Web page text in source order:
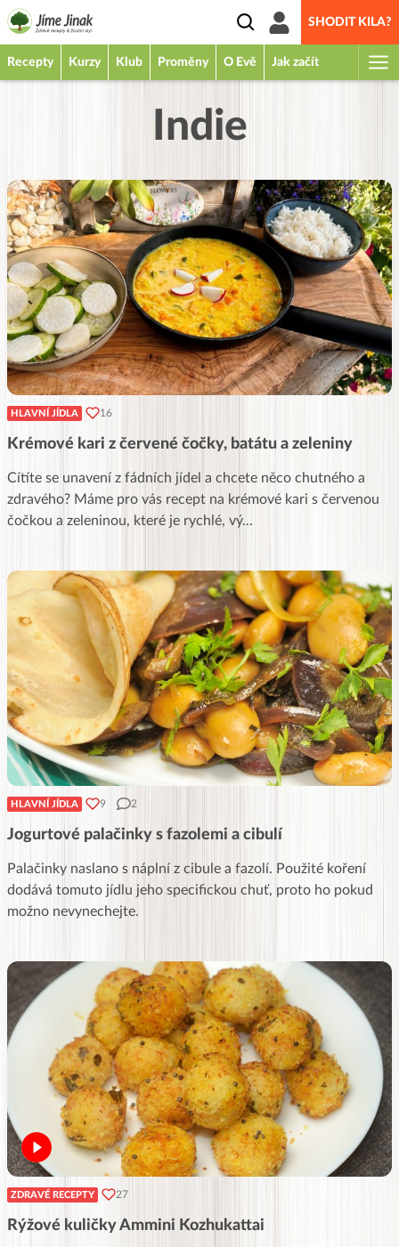
SHODIT KILA?
Recepty Kurzy Klub Proměny O Evě Jak začít
Indie
HLAVNÍ JÍDLA 16
Krémové kari z červené čočky, batátu a zeleniny
Cítíte se unavení z fádních jídel a chcete něco chutného a
zdravého? Máme pro vás recept na krémové kari s červenou
čočkou a zeleninou, které je rychlé, vý...
HLAVNÍ JÍDLA 9 2
Jogurtové palačinky s fazolemi a cibulí
Palačinky naslano s náplní z cibule a fazolí. Použité koření
dodává tomuto jídlu jeho specifickou chuť, proto ho pokud
možno nevynechejte.
ZDRAVÉ RECEPTY 27
Rýžové kuličky Ammini Kozhukattai